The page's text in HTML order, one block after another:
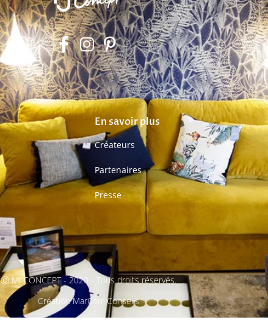
En savoir plus
Créateurs
Partenaires
Presse
Ⓒ MJ CONCEPT - 2020 - Tous droits réservés.
Création MarCom'Conseils